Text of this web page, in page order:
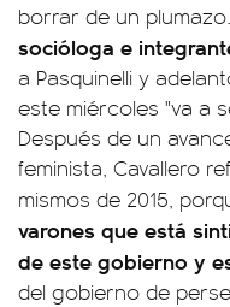
borrar de un
socióloga e
a Pasquinelli y
este miércoles "va a
Después de un
feminista, Cavallero
mismos de 2015,
varones que está
de este gobierno y
del gobierno de